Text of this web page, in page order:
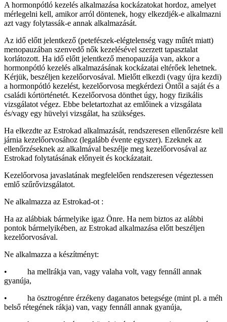
A hormonpótló kezelés alkalmazása kockázatokat hordoz, amelyet
mérlegelni kell, amikor arról döntenek, hogy elkezdjék-e alkalmazni
azt vagy folytassák-e annak alkalmazását.
Az idő előtt jelentkező (petefészek-elégtelenség vagy műtét miatt)
menopauzában szenvedő nők kezelésével szerzett tapasztalat
korlátozott. Ha idő előtt jelentkező menopauzája van, akkor a
hormonpótló kezelés alkalmazásának kockázatai eltérőek lehetnek.
Kérjük, beszéljen kezelőorvosával. Mielőtt elkezdi (vagy újra kezdi)
a hormonpótló kezelést, kezelőorvosa megkérdezi Öntől a saját és a
családi kórtörténetét. Kezelőorvosa dönthet úgy, hogy fizikális
vizsgálatot végez. Ebbe beletartozhat az emlőinek a vizsgálata
és/vagy egy hüvelyi vizsgálat, ha szükséges.
Ha elkezdte az Estrokad alkalmazását, rendszeresen ellenőrzésre kell
járnia kezelőorvosához (legalább évente egyszer). Ezeknek az
ellenőrzéseknek az alkalmával beszélje meg kezelőorvosával az
Estrokad folytatásának előnyeit és kockázatait.
Kezelőorvosa javaslatának megfelelően rendszeresen végeztessen
emlő szűrővizsgálatot.
Ne alkalmazza az Estrokad-ot :
Ha az alábbiak bármelyike igaz Önre. Ha nem biztos az alábbi
pontok bármelyikében, az Estrokad alkalmazása előtt beszéljen
kezelőorvosával.
Ne alkalmazza a készítményt:
• ha mellrákja van, vagy valaha volt, vagy fennáll annak
gyanúja,
• ha ösztrogénre érzékeny daganatos betegsége (mint pl. a méh
belső rétegének rákja) van, vagy fennáll annak gyanúja,